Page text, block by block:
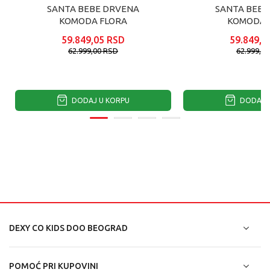
SANTA BEBE DRVENA
KOMODA FLORA
59.849,05 RSD
62.999,00RSD
DODAJ U KORPU
SANTA
KOMODA
DODAJ
DEXY CO KIDS DOO BEOGRAD
POMOĆ PRI KUPOVINI